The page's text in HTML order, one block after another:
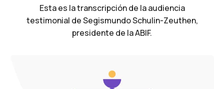
Esta es la transcripción de la audiencia
testimonial de Segismundo Schulin-Zeuthen,
presidente de la ABIF.